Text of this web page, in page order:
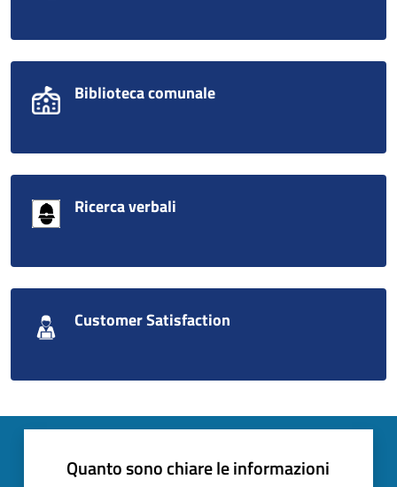
Biblioteca comunale
Ricerca verbali
Customer Satisfaction
Quanto sono chiare le informazioni